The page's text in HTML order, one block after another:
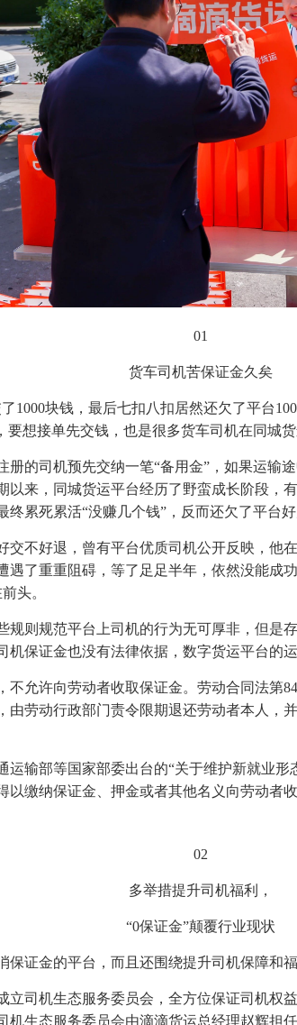
01
货车司机苦保证金久矣
1000块钱，最后七扣八扣居然还欠了平台
要想接单先交钱，也是很多货车司机在同城
册的司机预先交纳一笔“备用金”，如果运输
以来，同城货运平台经历了野蛮成长阶段，
累死累活“没赚几个钱”，反而还欠了平台好
交不好退，曾有平台优质司机公开反映，他
遇了重重阻碍，等了足足半年，依然没能成
头。
规则规范平台上司机的行为无可厚非，但是
机保证金也没有法律依据，数字货运平台的
不允许向劳动者收取保证金。劳动合同法第
由劳动行政部门责令限期退还劳动者本人，
运输部等国家部委出台的“关于维护新就业
以缴纳保证金、押金或者其他名义向劳动者
02
多举措提升司机福利，
“0保证金”颠覆行业现状
保证金的平台，而且还围绕提升司机保障和福
立司机生态服务委员会，全方位保证司机权
机生态服务委员会由滴滴货运总经理赵辉担